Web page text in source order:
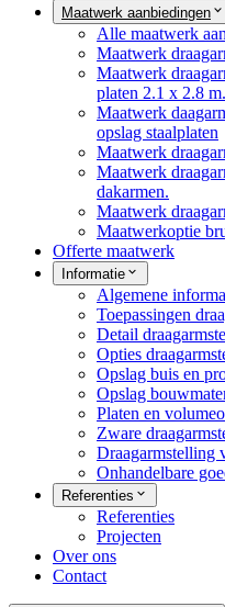
Maatwerk aanbiedingen
Alle maatwerk
Maatwerk
Maatwerk
platen 2.1 x 2.8 m.
Maatwerk
opslag staalplaten
Maatwerk
Maatwerk
dakarmen.
Maatwerk
Maatwerkoptie
Offerte maatwerk
Informatie
Algemene
Toepassingen
Detail
Opties
Opslag buis en
Opslag
Platen en
Zware
Draagarmstelling
Onhandelbare
Referenties
Referenties
Projecten
Over ons
Contact